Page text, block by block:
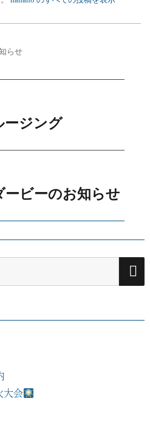
らせ
ジング
ビーのお知らせ
大会